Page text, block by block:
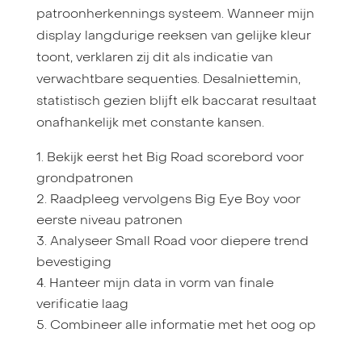
patroonherkennings systeem. Wanneer mijn
display langdurige reeksen van gelijke kleur
toont, verklaren zij dit als indicatie van
verwachtbare sequenties. Desalniettemin,
statistisch gezien blijft elk baccarat resultaat
onafhankelijk met constante kansen.
Bekijk eerst het Big Road scorebord voor
grondpatronen
Raadpleeg vervolgens Big Eye Boy voor
eerste niveau patronen
Analyseer Small Road voor diepere trend
bevestiging
Hanteer mijn data in vorm van finale
verificatie laag
Combineer alle informatie met het oog op